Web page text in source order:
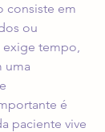
consiste em
ou
exige tempo,
uma
é
paciente vive